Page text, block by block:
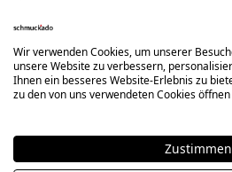
Hinweis:
Umtausch, einer Retoure
ausgeschlossen. Bitte prüfen
Armbandlänge vor der
Wir verwenden Cookies, um unserer
unsere Website zu verbessern,
Ihnen ein besseres Website-Erlebnis zu
zu den von uns verwendeten Cookies
Zustimmen